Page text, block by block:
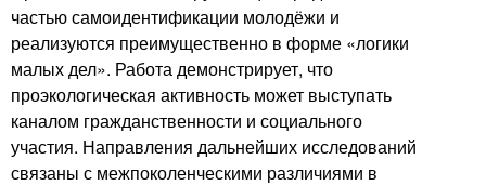
частью самоидентификации молодёжи и
реализуются преимущественно в форме «логики
малых дел». Работа демонстрирует, что
проэкологическая активность может выступать
каналом гражданственности и социального
участия. Направления дальнейших исследований
связаны с межпоколенческими различиями в